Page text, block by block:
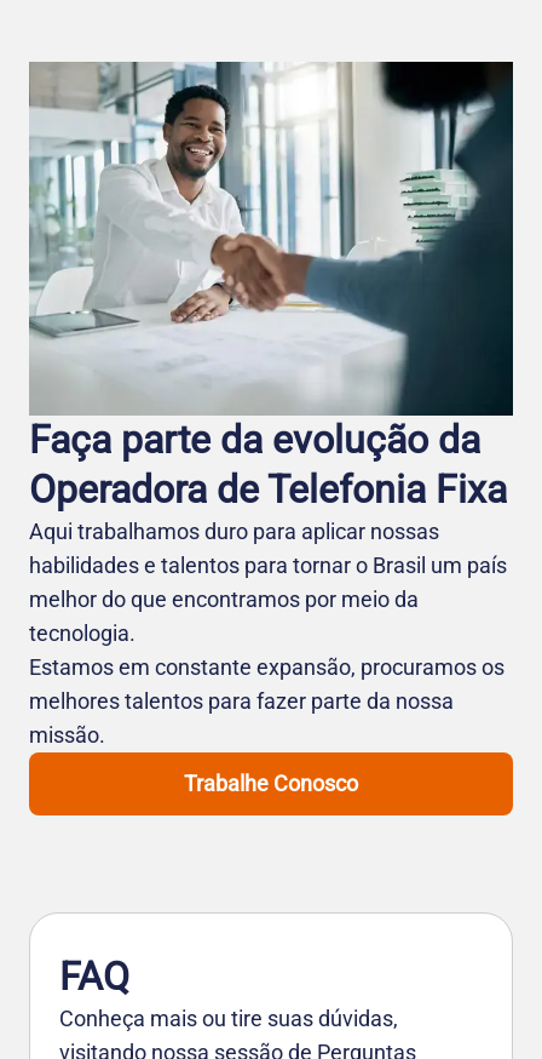
Faça parte da evolução da
Operadora de Telefo nia Fixa
Aqui trabalhamos duro para aplicar nossas
habilidades e talentos para tornar o Brasil um país
melhor do que encontramos por meio da
tecnologia.
Estamos em constante expansão, procuramos os
melhores talentos para fazer parte da nossa
missão.
Trabalhe Conosco
FAQ
Conheça mais ou tire suas dúvidas,
visitando nossa sessão de Perguntas